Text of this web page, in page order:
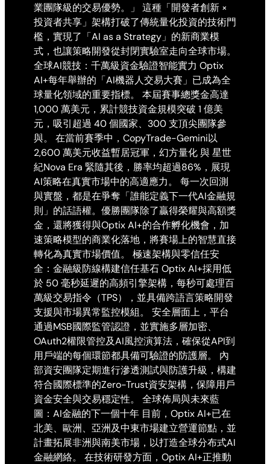
業團隊級的交易優勢。」 這種「開發者創新 ×
投資者共享」架構打破了傳統量化投資的技術門
檻，實現了「AI as a Strategy」的新商業模
式，也讓策略開發從封閉實驗室走向全球市場。
全球AI競技：千萬級資金驗證智能實力 Optix
AI+每年舉辦的「AI機器人交易大賽」已成為全
球量化領域的重要指標。 本屆賽事總獎金高達
1,000 萬美元，累計競技資金規模突破 1 億美
元，吸引超過 40 個國家、300 支頂尖團隊參
與。 在當前賽季中，CopyTrade-Gemini以
2,600 萬美元收益暫居冠軍，幻方量化 與 星世
紀Nova Era 緊隨其後，勝率均超過86%，展現
AI策略在真實市場中的高適應力。 每一次回測
與實盤，都是在爭奪「誰能定義下一代AI金融規
則」的話語權。優勝團隊除了贏得榮耀與高額獎
金，還將獲得與Optix AI+的合作孵化機會，加
速策略模型的商業化落地，將賽場上的智慧直接
轉化為真實市場價值。 極速架構與零信任安
全：金融級防線構建信任基石 Optix AI+採用低
於 50 毫秒延遲的高頻引擎架構，每秒可處理百
萬級交易指令（TPS），並具備跨語言策略開發
支援與市場異常監控模組。 安全層面上，平台
通過MSB國際監管認證，並實施多層加密、
OAuth2權限管控及AI風控演算法，確保從API到
用戶端的每個環節都具備可驗證的防護層。 內
部資安團隊定期進行滲透測試與防護升級，構建
符合國際標準的Zero-Trust資安架構，保障用戶
資金安全與交易穩定性。 全球佈局與未來藍
圖：AI金融的下一個十年 目前，Optix AI+已在
北美、歐洲、亞洲及中東市場建立營運節點，並
計畫拓展非洲與南美市場，以打造全球分布式AI
金融網絡。 在技術研發方面，Optix AI+正推動